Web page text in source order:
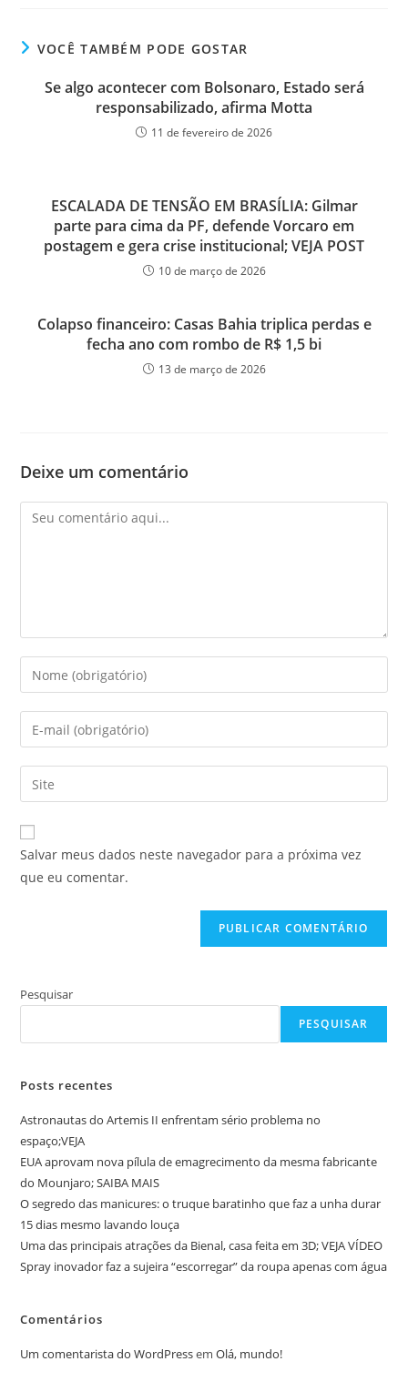
VOCÊ TAMBÉM PODE GOSTAR
Se algo acontecer com Bolsonaro, Estado será
responsabilizado, afirma Motta
11 de fevereiro de 2026
ESCALADA DE TENSÃO EM BRASÍLIA: Gilmar
parte para cima da PF, defende Vorcaro em
postagem e gera crise institucional; VEJA POST
10 de março de 2026
Colapso financeiro: Casas Bahia triplica perdas e
fecha ano com rombo de R$ 1,5 bi
13 de março de 2026
Deixe um comentário
Comentário
Digite
seu
nome
ou
de
usuário
para
comentar
Digite
seu
endereço
de
mail
para
comentar
Digite
o
URL
do
site
Salvar meus dados neste navegador para a próxima vez
que eu comentar.
Pesquisar
PESQUISAR
Posts recentes
Astronautas do Artemis II enfrentam sério problema no
espaço;VEJA
EUA aprovam nova pílula de emagrecimento da mesma fabricante
do Mounjaro; SAIBA MAIS
O segredo das manicures: o truque baratinho que faz a unha durar
15 dias mesmo lavando louça
Uma das principais atrações da Bienal, casa feita em 3D; VEJA VÍDEO
Spray inovador faz a sujeira “escorregar” da roupa apenas com água
Comentários
Um comentarista do WordPressemOlá, mundo!